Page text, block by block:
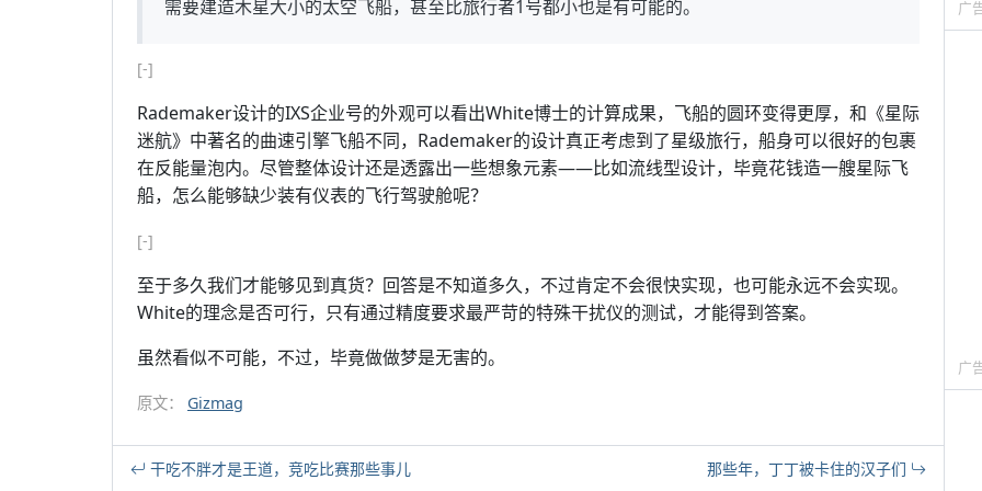
需要建造木星大小的太空飞船，甚至比旅行者1号都小也是有可能的。
[-]
Rademaker设计的IXS企业号的外观可以看出White博士的计算成果，飞船的圆环变得更厚，和《星际
迷航》中著名的曲速引擎飞船不同，Rademaker的设计真正考虑到了星级旅行，船身可以很好的包裹
在反能量泡内。尽管整体设计还是透露出一些想象元素——比如流线型设计，毕竟花钱造一艘星际飞
船，怎么能够缺少装有仪表的飞行驾驶舱呢？
[-]
至于多久我们才能够见到真货？回答是不知道多久，不过肯定不会很快实现，也可能永远不会实现。
White的理念是否可行，只有通过精度要求最严苛的特殊干扰仪的测试，才能得到答案。
虽然看似不可能，不过，毕竟做做梦是无害的。
原文： Gizmag
干吃不胖才是王道，竞吃比赛那些事儿 那些年，丁丁被卡住的汉子们
广
广